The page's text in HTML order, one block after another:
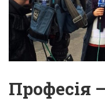
Професія